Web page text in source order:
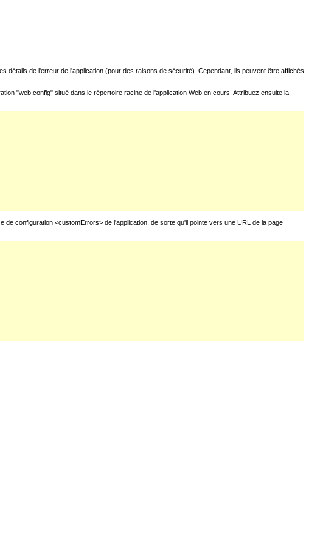
de l'erreur de l'application (pour des raisons de sécurité). Cependant, ils peuvent être affichés
"web.config" situé dans le répertoire racine de l'application Web en cours. Attribuez ensuite la
configuration <customErrors> de l'application, de sorte qu'il pointe vers une URL de la page